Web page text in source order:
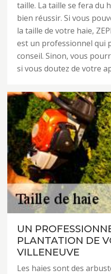
taille. La taille se fera du
bien réussir. Si vous
la taille de votre haie,
est un professionnel qui
conseil. Sinon, vous
si vous doutez de votre
UN
PLANTATION DE
VILLENEUVE
Les haies sont des